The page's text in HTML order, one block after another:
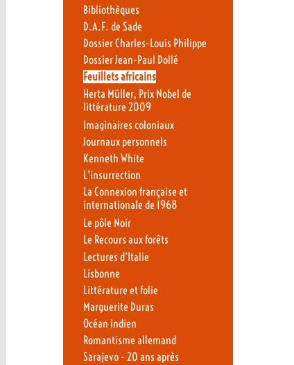
Bibliothèques
D.A.F. de Sade
Dossier Charles-Louis Philippe
Dossier Jean-Paul Dollé
Feuillets africains
Herta Müller, Prix Nobel de
littérature 2009
Imaginaires coloniaux
Journaux personnels
Kenneth White
L’insurrection
La Connexion française et
internationale de 1968
Le pôle Noir
Le Recours aux forêts
Lectures d’Italie
Lisbonne
Littérature et folie
Marguerite Duras
Océan indien
Romantisme allemand
Sarajevo - 20 ans après